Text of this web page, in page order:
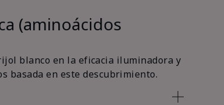
(aminoácidos
blanco en la eficacia iluminadora y
basada en este descubrimiento.